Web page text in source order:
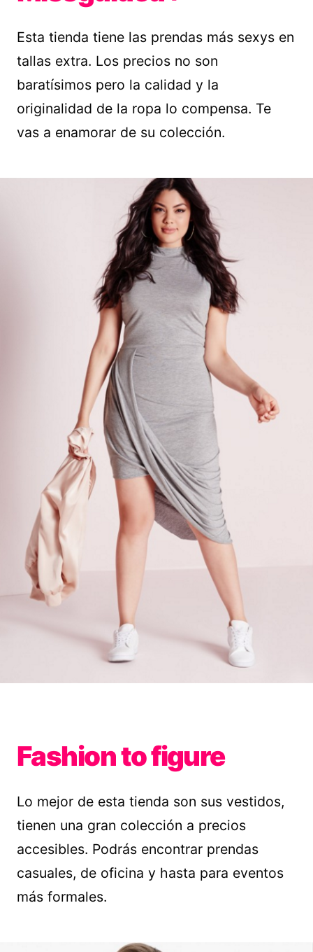
Esta tienda tiene las prendas más sexys en
tallas extra. Los precios no son
baratísimos pero la calidad y la
originalidad de la ropa lo compensa. Te
vas a enamorar de su colección.
Fashion to figure
Lo mejor de esta tienda son sus vestidos,
tienen una gran colección a precios
accesibles. Podrás encontrar prendas
casuales, de oficina y hasta para eventos
más formales.